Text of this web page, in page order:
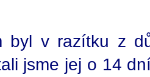
byl v razítku z
jsme jej o 14